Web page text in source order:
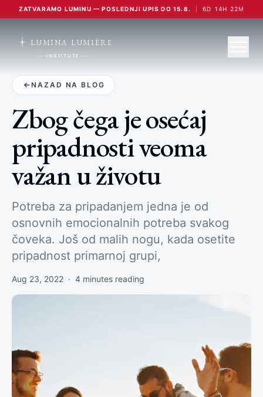
ZATVARAMO LUMINU — POSLEDNJI UPIS DO 15.8. 6D 14H 22M
LUMINA LUMIÈRE
INSTITUTE
NAZAD NA BLOG
Zbog čega je osećaj
pripadnosti veoma
važan u životu
Potreba za pripadanjem jedna je od
osnovnih emocionalnih potreba svakog
čoveka. Još od malih nogu, kada osetite
pripadnost primarnoj grupi,
Aug 23, 2022 · 4 minutes reading